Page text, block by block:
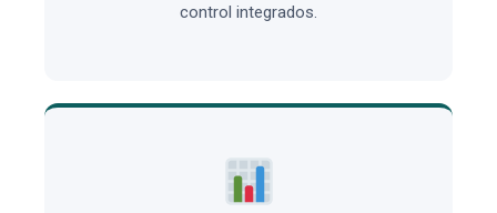
control integrados.